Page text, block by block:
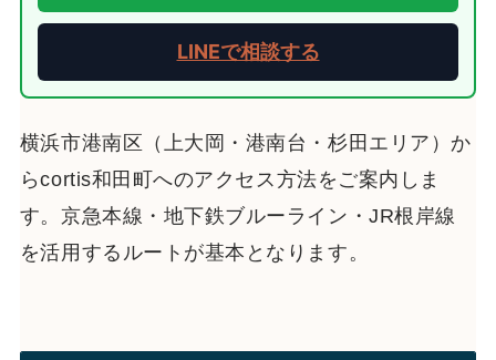
LINEで相談する
横浜市港南区（上大岡・港南台・杉田エリア）か
らcortis和田町へのアクセス方法をご案内しま
す。京急本線・地下鉄ブルーライン・JR根岸線
を活用するルートが基本となります。